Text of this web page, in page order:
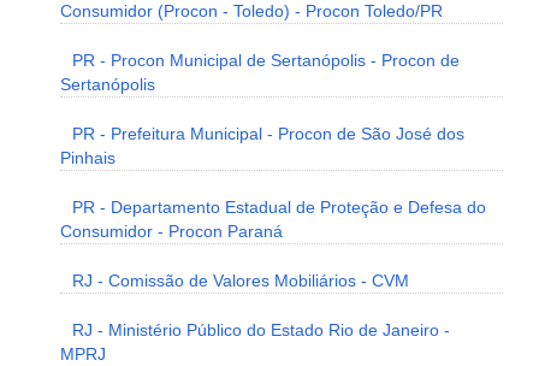
Consumidor (Procon - Toledo) - Procon Toledo/PR
PR - Procon Municipal de Sertanópolis - Procon de
Sertanópolis
PR - Prefeitura Municipal - Procon de São José dos
Pinhais
PR - Departamento Estadual de Proteção e Defesa do
Consumidor - Procon Paraná
RJ - Comissão de Valores Mobiliários - CVM
RJ - Ministério Público do Estado Rio de Janeiro -
MPRJ